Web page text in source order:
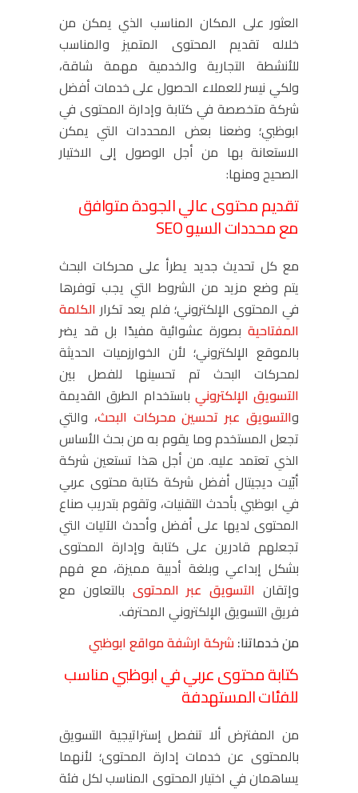
العثور على المكان المناسب الذي يمكن من
خلاله تقديم المحتوى المتميز والمناسب
للأنشطة التجارية والخدمية مهمة شاقة،
ولكي نيسر للعملاء الحصول على خدمات أفضل
شركة متخصصة في كتابة وإدارة المحتوى في
ابوظبي؛ وضعنا بعض المحددات التي يمكن
الاستعانة بها من أجل الوصول إلى الاختيار
الصحيح ومنها:
تقديم محتوى عالي الجودة متوافق
مع محددات السيو SEO
مع كل تحديث جديد يطرأ على محركات البحث
يتم وضع مزيد من الشروط التي يجب توفرها
في المحتوى الإلكتروني؛ فلم يعد تكرار الكلمة
المفتاحية بصورة عشوائية مفيدًا بل قد يضر
بالموقع الإلكتروني؛ لأن الخوارزميات الحديثة
لمحركات البحث تم تحسينها للفصل بين
التسويق الإلكتروني باستخدام الطرق القديمة
والتسويق عبر تحسين محركات البحث، والتي
تجعل المستخدم وما يقوم به من بحث الأساس
الذي تعتمد عليه. من أجل هذا تستعين شركة
أبّيت ديجيتال أفضل شركة كتابة محتوى عربي
في ابوظبي بأحدث التقنيات، وتقوم بتدريب صناع
المحتوى لديها على أفضل وأحدث الآليات التي
تجعلهم قادرين على كتابة وإدارة المحتوى
بشكل إبداعي وبلغة أدبية مميزة، مع فهم
وإتقان التسويق عبر المحتوى بالتعاون مع
فريق التسويق الإلكتروني المحترف.
من خدماتنا:شركة ارشفة مواقع ابوظبي
كتابة محتوى عربي في ابوظبي مناسب
للفئات المستهدفة
من المفترض ألا تنفصل إستراتيجية التسويق
بالمحتوى عن خدمات إدارة المحتوى؛ لأنهما
يساهمان في اختيار المحتوى المناسب لكل فئة